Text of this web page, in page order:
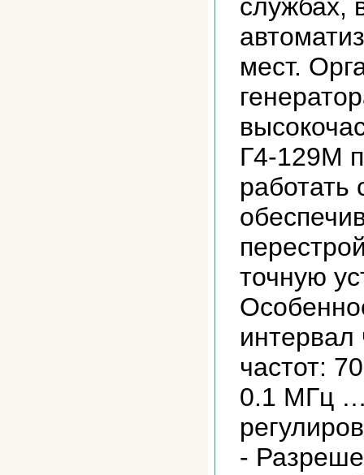
службах,
мест.
Г4-129М
работать
точную
интервал
частот:
0.1 МГц
-